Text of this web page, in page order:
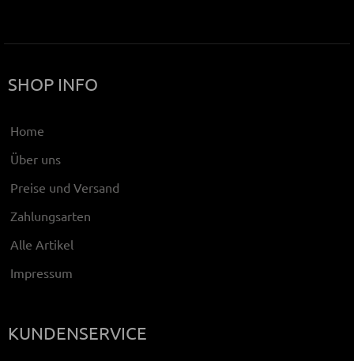
SHOP INFO
Home
Über uns
Preise und Versand
Zahlungsarten
Alle Artikel
Impressum
KUNDENSERVICE